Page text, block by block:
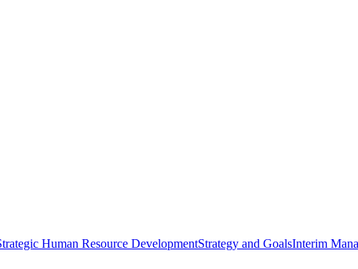
Human Resource DevelopmentStrategy and GoalsInterim